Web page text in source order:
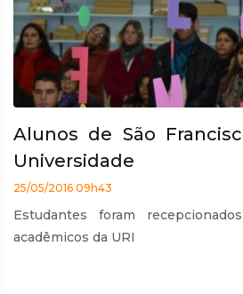
Alunos de São
Universidade
25/05/2016 09h43
Estudantes foram
acadêmicos da URI